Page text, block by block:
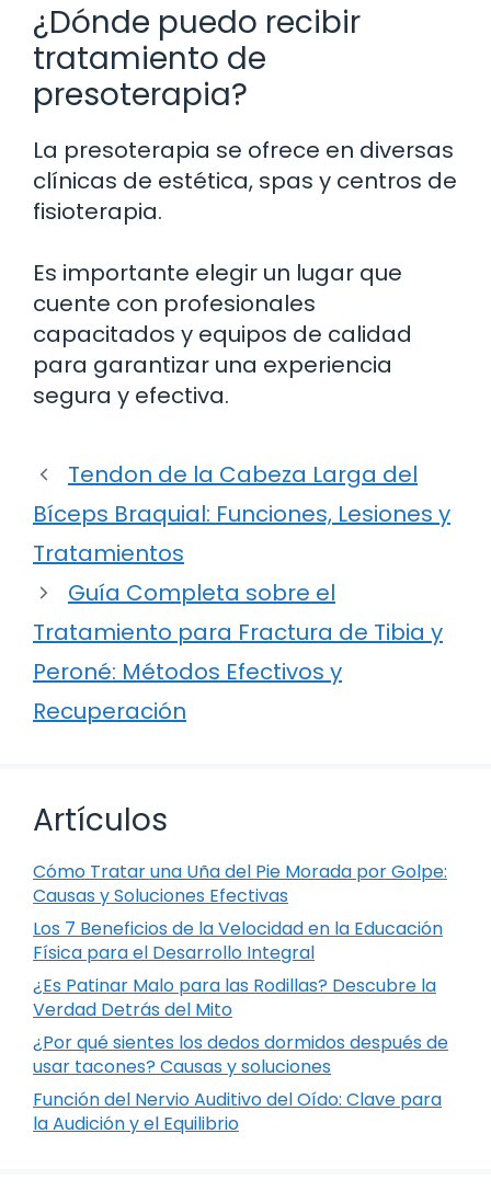
¿Dónde puedo recibir
tratamiento de
presoterapia?
La presoterapia se ofrece en diversas
clínicas de estética, spas y centros de
fisioterapia.
Es importante elegir un lugar que
cuente con profesionales
capacitados y equipos de calidad
para garantizar una experiencia
segura y efectiva.
Tendon de la Cabeza Larga del
Bíceps Braquial: Funciones, Lesiones y
Tratamientos
Guía Completa sobre el
Tratamiento para Fractura de Tibia y
Peroné: Métodos Efectivos y
Recuperación
Artículos
Cómo Tratar una Uña del Pie Morada por Golpe:
Causas y Soluciones Efectivas
Los 7 Beneficios de la Velocidad en la Educación
Física para el Desarrollo Integral
¿Es Patinar Malo para las Rodillas? Descubre la
Verdad Detrás del Mito
¿Por qué sientes los dedos dormidos después de
usar tacones? Causas y soluciones
Función del Nervio Auditivo del Oído: Clave para
la Audición y el Equilibrio